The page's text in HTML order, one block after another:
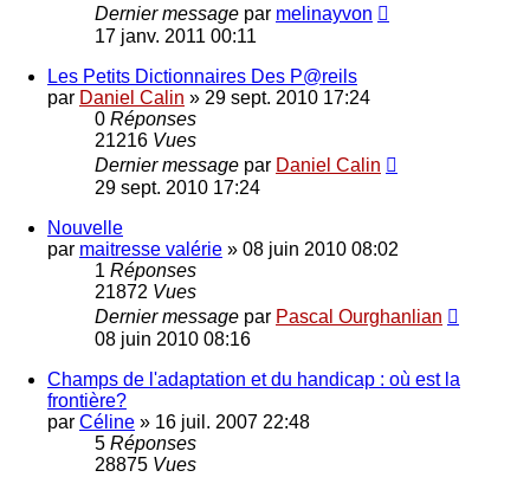
Dernier message par melinayvon
17 janv. 2011 00:11
Les Petits Dictionnaires Des P@reils
par Daniel Calin » 29 sept. 2010 17:24
0 Réponses
21216 Vues
Dernier message par Daniel Calin
29 sept. 2010 17:24
Nouvelle
par maitresse valérie » 08 juin 2010 08:02
1 Réponses
21872 Vues
Dernier message par Pascal Ourghanlian
08 juin 2010 08:16
Champs de l'adaptation et du handicap : où est la
frontière?
par Céline » 16 juil. 2007 22:48
5 Réponses
28875 Vues